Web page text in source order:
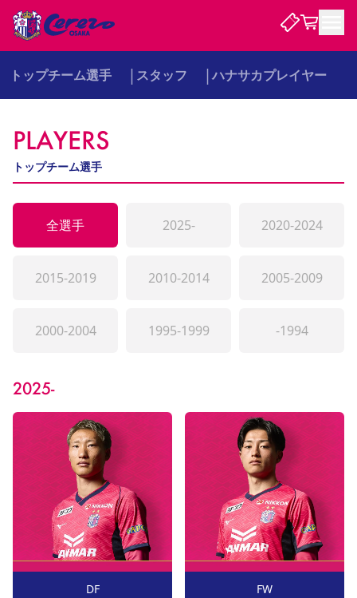
試合・チーム
試合について
試合日程 / 結果 順位表
選手・スタッフ メディア情報 アクセス
レディース
アカデミー
ハナサカプレーヤー 歴代所属選手
観戦する
チケット
チケット情報
シーズンシート
法人シーズンシート 福祉サービス
団体チケット
譲渡サービス
観戦ガイド
DAZNで観戦
DAZNで観戦
アウェイツアー
アウェイツアー
よくある質問
よくある質問
クラブを知る
セレッソ大阪について
クラブ紹介 沿革 シーズン記録 求人情報
パートナー企業募集中 セレッソ大阪VISAカード
サポートスタッフ
サステナビリティ
サステナビリティポリシー SDGsのゴール インパクトレポート
活動レポート SPORT POSITIVE LEAGUES 取り組み実績
スポーツクラブ
スポーツクラブ
関連団体/施設
長居公園 セレッソフットサルパーク
セレッソフットサルパーク長居
セレッソスポーツパーク舞洲
YANMAR HANASAKA STADIUM
セレッソ大阪アカデミー 子供のサッカースクール
SAKURA SOCIO 招待券引換方法 まいセレチケット
会員規定
婚姻届・出生届・命名書
すべて
ホームタウン
トップチーム選手 スタッフ ハナサカプレイヤー
PLAYERS
トップチーム選手
全選手 2025- 2020-2024
2015-2019 2010-2014 2005-2009
2000-2004 1995-1999 -1994
2025-
DF
FW